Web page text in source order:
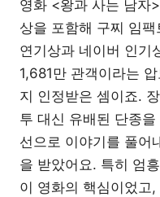
영화 <왕과 사는 남자
상을 포함해 구찌 임
연기상과 네이버 인기
1,681만 관객이라는
지 인정받은 셈이죠.
투 대신 유배된 단종
선으로 이야기를 풀어
을 받았어요. 특히 엄
이 영화의 핵심이었고